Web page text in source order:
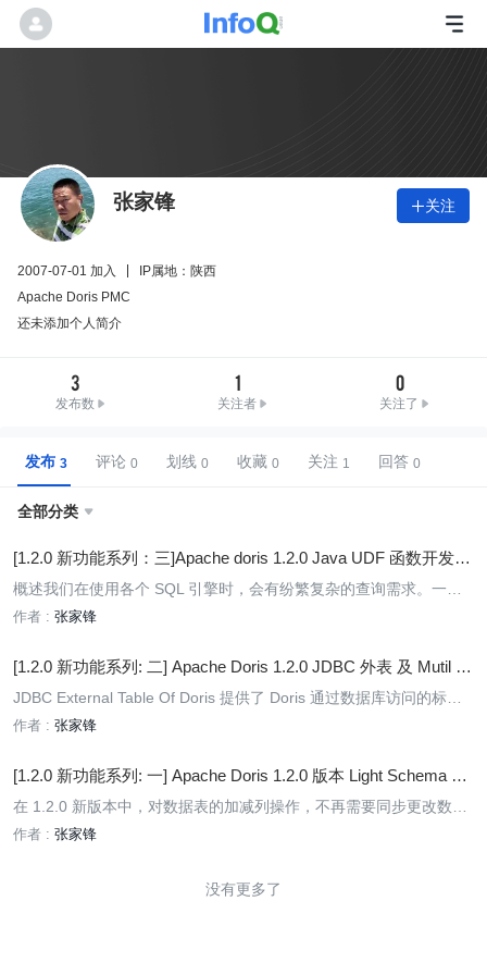
张家锋 关注
2007-07-01 加入
IP属地：陕西
Apache Doris PMC
还未添加个人简介
3
发布数
1
关注者
0
关注了
发布 评论 划线 收藏 关注 回答
全部分类 
[1.2.0 新功能系列：三]Apache doris 1.2.0 Java UDF 函数开发及
使用
概述我们在使用各个 SQL 引擎时，会有纷繁复杂的查询需求。一部
分可以通过引擎自带的内置函数去解决，但内置函数不可能解决所有
写逻辑来满足特定的需求，Doris 也不例外。
作者 : 张家锋
[1.2.0 新功能系列: 二] Apache Doris 1.2.0 JDBC 外表 及 Mutil C
atalog
JDBC External Table Of Doris 提供了 Doris 通过数据库访问的标准
接口 (JDBC) 来访问外部表，外部表省去了繁琐的数据导入工作，也
好，操作更简单，让 Doris 可以具有了访问各式数据库的能力，并借
助 Dori
作者 : 张家锋
[1.2.0 新功能系列: 一] Apache Doris 1.2.0 版本 Light Schema Ch
ange
在 1.2.0 新版本中，对数据表的加减列操作，不再需要同步更改数据
文件，仅需在 FE 中更新元数据即可，从而实现毫秒级的 Schema C
作者 : 张家锋
没有更多了